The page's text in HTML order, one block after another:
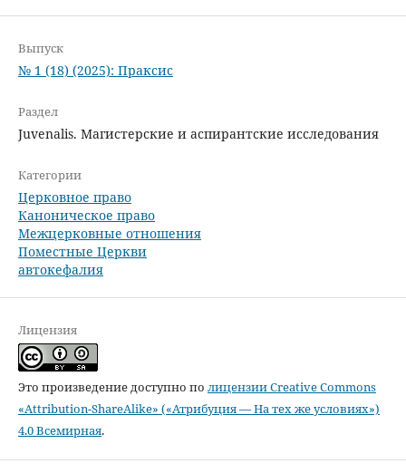
Выпуск
№ 1 (18) (2025): Праксис
Раздел
Juvenalis. Магистерские и аспирантские исследования
Категории
Церковное право
Каноническое право
Межцерковные отношения
Поместные Церкви
автокефалия
Лицензия
Это произведение доступно по лицензии Creative Commons
«Attribution-ShareAlike» («Атрибуция — На тех же условиях»)
4.0 Всемирная.